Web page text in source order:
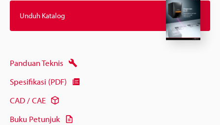
Unduh Katalog
Panduan Teknis
Spesifikasi (PDF)
CAD / CAE
Buku Petunjuk